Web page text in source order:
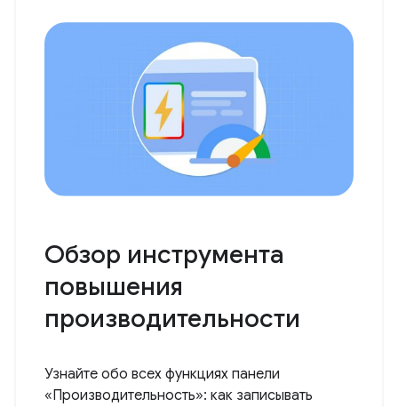
Обзор инструмента
повышения
производительности
Узнайте обо всех функциях панели
«Производительность»: как записывать